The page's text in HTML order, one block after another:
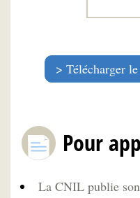
Télécharger
Pour
La CNIL publie